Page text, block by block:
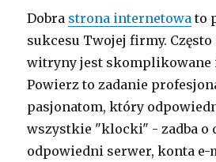
Dobra strona internetowa to
sukcesu Twojej firmy.
witryny jest skomplikowane
Powierz to zadanie
pasjonatom, który
wszystkie "klocki" - zadba o
odpowiedni serwer, konta